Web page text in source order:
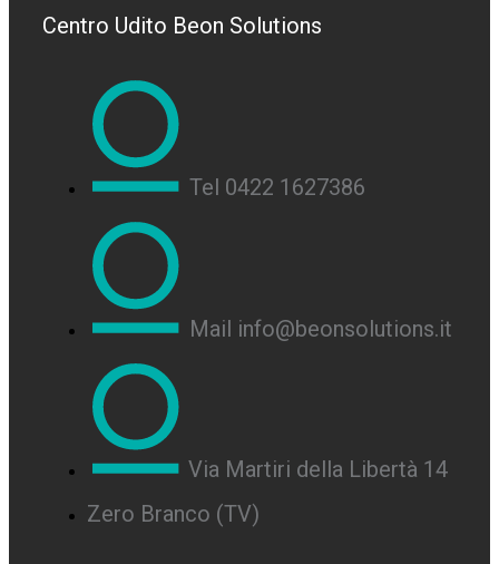
Centro Udito Beon Solutions
Tel 0422 1627386
Mail info@beonsolutions.it
Via Martiri della Libertà 14
Zero Branco (TV)